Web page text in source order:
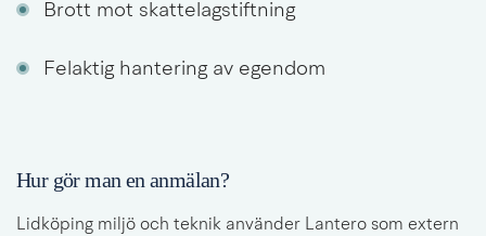
Brott mot skattelagstiftning
Felaktig hantering av egendom
Hur gör man en anmälan?
Lidköping miljö och teknik använder Lantero som extern